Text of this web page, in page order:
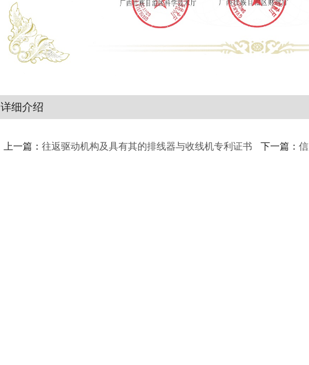
详细介绍
上一篇：往返驱动机构及具有其的排线器与收线机专利证书 下一篇：